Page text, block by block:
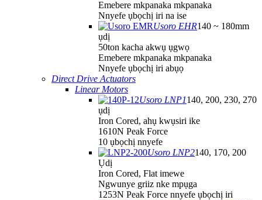
Emebere mkpanaka mkpanaka
Nnyefe ụbọchị iri na ise
Usoro EHR140 ~ 180mm
ụdị
50ton kacha akwụ ụgwọ
Emebere mkpanaka mkpanaka
Nnyefe ụbọchị iri abụọ
Direct Drive Actuators
Linear Motors
Usoro LNP1140, 200, 230, 270
ụdị
Iron Cored, ahụ kwụsiri ike
1610N Peak Force
10 ụbọchị nnyefe
Usoro LNP2140, 170, 200
Ụdị
Iron Cored, Flat imewe
Ngwunye griiz nke mpụga
1253N Peak Force nnyefe ụbọchị iri